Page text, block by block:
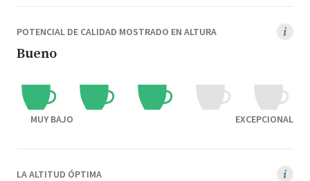
POTENCIAL DE CALIDAD MOSTRADO EN ALTURA
Bueno
MUY BAJO EXCEPCIONAL
LA ALTITUD ÓPTIMA